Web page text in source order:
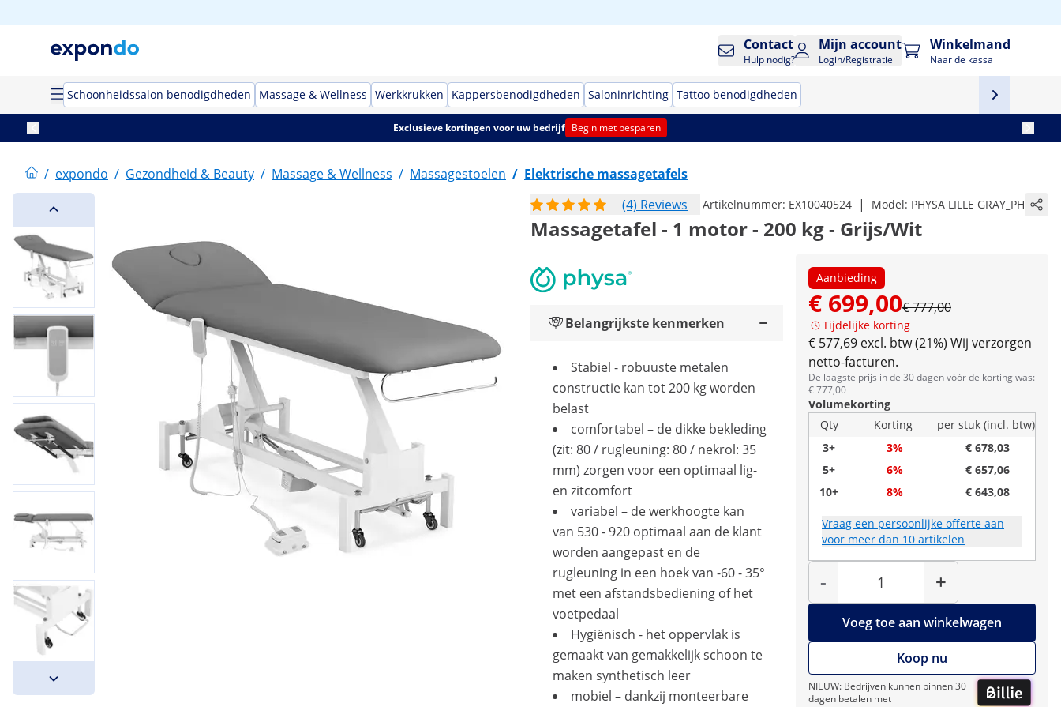
Contact
Hulp nodig?
Mijn account
Login/Registratie
Winkelmand
Naar de kassa
Schoonheidssalon benodigdheden Massage & Wellness Werkkrukken Kappersbenodigdheden Saloninrichting Tattoo benodigdheden
Exclusieve kortingen voor uw bedrijf Begin met besparen
/ expondo / Gezondheid & Beauty / Massage & Wellness / Massagestoelen / Elektrische massagetafels
(4) Reviews
Artikelnummer: EX10040524 | Model: PHYSA LILLE GRAY_PH
Massagetafel - 1 motor - 200 kg - Grijs/Wit
Aanbieding
€ 699,00€ 777,00
Tijdelijke korting
€ 577,69 excl. btw (21%) Wij verzorgen
netto-facturen.
De laagste prijs in de 30 dagen vóór de korting was:
€ 777,00
Volumekorting
Qty
Korting
per stuk (incl. btw)
3+
3%
€ 678,03
5+
6%
€ 657,06
10+
8% € 643,08
Vraag een persoonlijke offerte aan
voor meer dan 10 artikelen
-
Hoeveelheid
+
Voeg toe aan winkelwagen
Koop nu
NIEUW: Bedrijven kunnen binnen 30
dagen betalen met
Belangrijkste kenmerken
Stabiel - robuuste metalen
constructie kan tot 200 kg worden
belast
comfortabel – de dikke bekleding
(zit: 80 / rugleuning: 80 / nekrol: 35
mm) zorgen voor een optimaal lig-
en zitcomfort
variabel – de werkhoogte kan
van 530 - 920 optimaal aan de klant
worden aangepast en de
rugleuning in een hoek van -60 - 35°
met een afstandsbediening of het
voetpedaal
Hygiënisch - het oppervlak is
gemaakt van gemakkelijk schoon te
maken synthetisch leer
mobiel – dankzij monteerbare